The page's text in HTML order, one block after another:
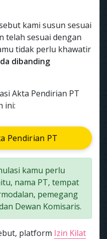
kami susun sesuai
telah sesuai dengan
tidak perlu khawatir
dibanding
Akta Pendirian PT
ini:
Pendirian PT
kamu perlu
nama PT, tempat
pemegang
Dewan Komisaris.
platform Izin Kilat